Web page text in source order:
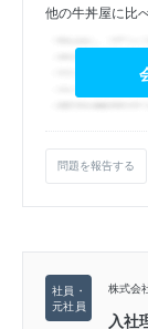
他の牛丼屋に比
問題を報告する
株式会
入社